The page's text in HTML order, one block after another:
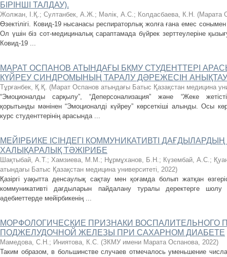
БІРІНШІ ТАЛДАУ).
Жолжан, І.Қ.; Султанбек, А.Ж.; Мәлік, А.С.; Колдасбаева, К.Н. (Марата
Өзектілігі. Ковид-19 нысанасы респираторлық жолға ғана емес
Ол үшін біз сот-медициналық сараптамада бүйрек зерттеулеріне
Ковид-19 ...
МАРАТ ОСПАНОВ АТЫНДАҒЫ БҚМУ СТУДЕНТТЕРІ
КҮЙРЕУ СИНДРОМЫНЫҢ ТАРАЛУ ДӘРЕЖЕСІН АНЫҚТАУ
Тұрғанбек, Қ.Қ. (Марат Оспанов атындағы Батыс Қазақстан медицина
“Эмоционалды сарқылу”, “Деперсонализация” және “Жеке
қорытынды мәнінен “Эмоционалді күйреу” көрсеткіші алынды. Осы
курс студенттерінің арасында ...
МЕЙІРБИКЕ ІСІНДЕГІ КОММУНИКАТИВТІ
ХАЛЫҚАРАЛЫҚ ТӘЖІРИБЕ
Шақтыбай, А.Т.; Хамзиева, М.М.; Нұрмұханов, Б.Н.; Күзембай, А.С.;
атындағы Батыс Қазақстан медицина университеті, 2022)
Қазіргі уақытта денсаулық сақтау мен қоғамда болып жатқан
коммуникативті дағдыларын пайдалану туралы деректерге шолу
әдебиеттерде мейірбикенің ...
МОРФОЛОГИЧЕСКИЕ ПРИЗНАКИ ВОСПАЛИТЕЛЬНОГО
ПОДЖЕЛУДОЧНОЙ ЖЕЛЕЗЫ ПРИ САХАРНОМ ДИАБЕТЕ
Мамедова, С.Н.; Иниятова, К.С. (ЗКМУ имени Марата Оспанова, 2022)
Таким образом, в большинстве случаев отмечалось уменьшение